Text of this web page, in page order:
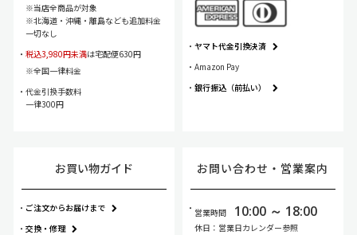
当店全商品が対象
北海道・沖縄・離島なども追加料金
一切なし
税込3,980円未満は宅配便630円
全国一律料金
代金引換手数料
一律300円
ヤマト代金引換決済
Amazon Pay
銀行振込（前払い）
お買い物ガイド
ご注文からお届けまで
交換・修理
お問い合わせ・ 営業案内
営業時間 10:00 ～ 18:00
休日：営業日カレンダー参照